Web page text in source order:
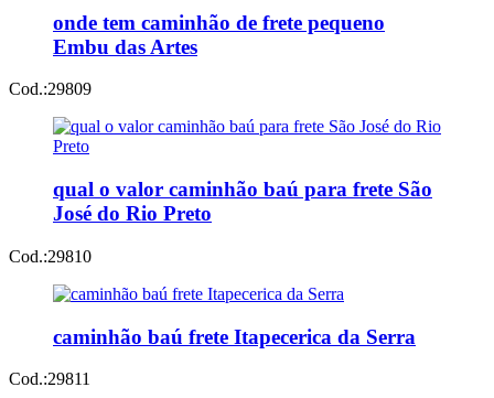
onde tem caminhão de frete pequeno
Embu das Artes
Cod.:29809
qual o valor caminhão baú para frete São
José do Rio Preto
Cod.:29810
caminhão baú frete Itapecerica da Serra
Cod.:29811